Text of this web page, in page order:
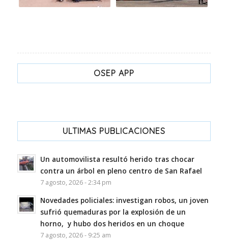
OSEP APP
ULTIMAS PUBLICACIONES
Un automovilista resultó herido tras chocar
contra un árbol en pleno centro de San Rafael
7 agosto, 2026 - 2:34 pm
Novedades policiales: investigan robos, un joven
sufrió quemaduras por la explosión de un
horno, y hubo dos heridos en un choque
7 agosto, 2026 - 9:25 am